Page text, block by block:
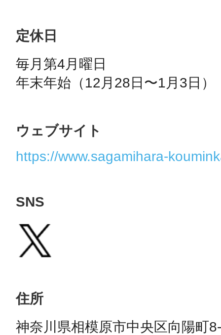
定休日
毎月第4月曜日
年末年始（12月28日〜1月3日）
ウェブサイト
https://www.sagamihara-
SNS
住所
神奈川県相模原市中央区向陽町